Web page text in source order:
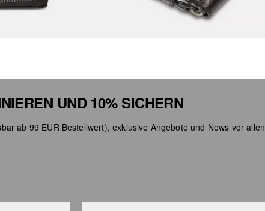
UND 10% SICHERN
ab 99 EUR Bestellwert), exklusive Angebote und News vor allen